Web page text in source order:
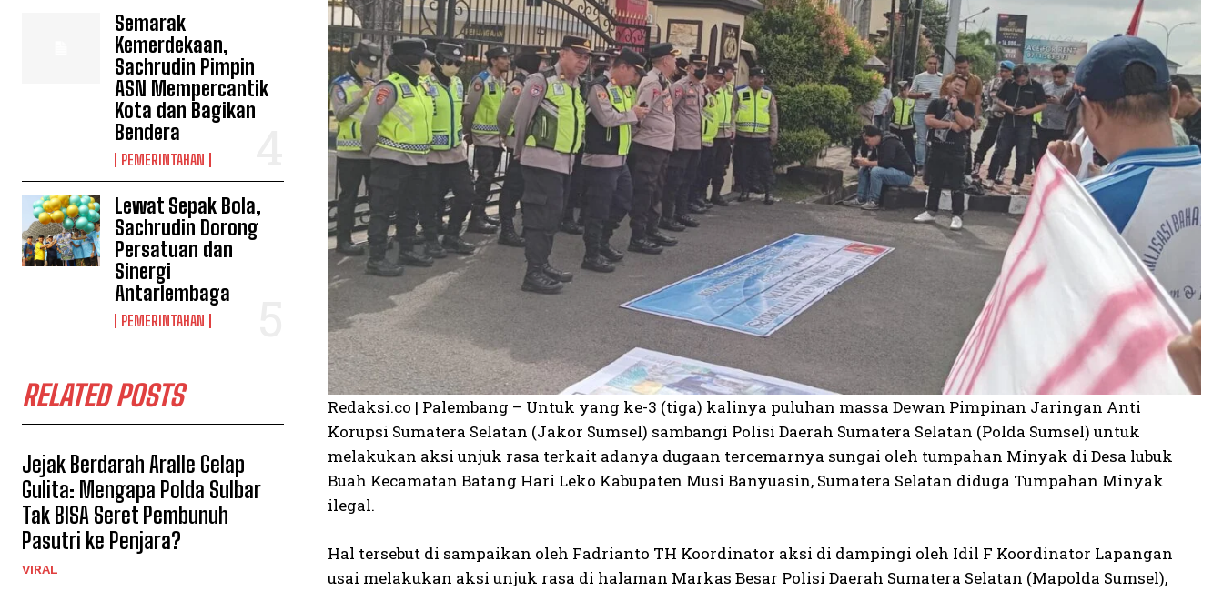
Semarak
Kemerdekaan,
Sachrudin Pimpin
ASN Mempercantik
Kota dan Bagikan
Bendera
PEMERINTAHAN
Lewat Sepak Bola,
Sachrudin Dorong
Persatuan dan
Sinergi
Antarlembaga
PEMERINTAHAN
RELATED POSTS
Jejak Berdarah Aralle Gelap
Gulita: Mengapa Polda Sulbar
Tak BISA Seret Pembunuh
Pasutri ke Penjara?
VIRAL
Redaksi.co | Palembang – Untuk yang ke-3 (tiga) kalinya puluhan massa Dewan Pimpinan Jaringan Αnti
Κorupsi Sumatera Selatan (Jakor Sumsel) sambangi Polisi Daerah Sumatera Selatan (Polda Sumsel) untuk
melakukan aksi unjuk rasa terkait adanya dugaan tercemarnya sungai oleh tumpahan Minyak di Desa lubuk
Buah Kecamatan Batang Hari Leko Kabupaten Musi Banyuasin, Sumatera Selatan diduga Tumpahan Minyak
ilegal.
Hal tersebut di sampaikan oleh Fadrianto TH Koordinator aksi di dampingi oleh Idil F Koordinator Lapangan
usai melakukan aksi unjuk rasa di halaman Markas Besar Polisi Daerah Sumatera Selatan (Mapolda Sumsel),